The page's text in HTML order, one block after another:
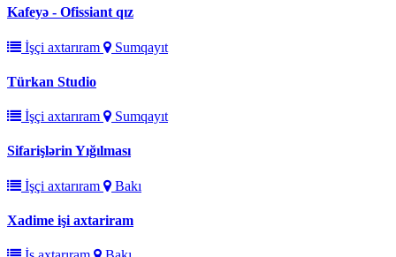
Kafeyə - Ofissiant qız
İşçi axtarıram Sumqayıt
Türkan Studio
İşçi axtarıram Sumqayıt
Sifarişlərin Yığılması
İşçi axtarıram Bakı
Xadime işi axtariram